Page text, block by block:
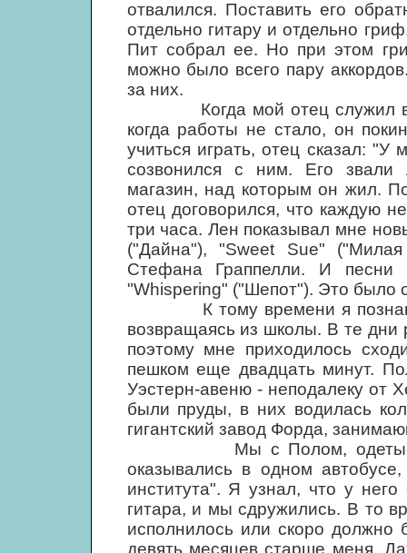
отвалился. Поставить его
отдельно гитару и отдельно
Пит собрал ее. Но при этом
можно было всего пару
за них.
Когда мой отец служил в
когда работы не стало, он
учиться играть, отец сказал: "У
созвонился с ним. Его
магазин, над которым он жил.
отец договорился, что каждую
три часа. Лен показывал мне
("Дайна"), "Sweet Sue"
Стефана Граппелли. И песни
"Whispering" ("Шепот"). Это было
К тому времени я
возвращаясь из школы. В те
поэтому мне приходилось
пешком еще двадцать минут.
Уэстерн-авеню - неподалеку от
были пруды, в них водилась
гигантский завод Форда,
Мы с Полом, одетые в
оказывались в одном
института". Я узнал, что у
гитара, и мы сдружились. В то
исполнилось или скоро должно
девять месяцев старше меня.